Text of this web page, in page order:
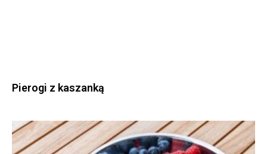
Pierogi z kaszanką